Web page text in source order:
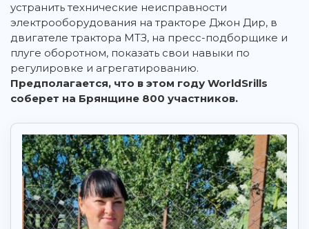
устранить технические неисправности
электрооборудования на тракторе Джон Дир, в
двигателе трактора МТЗ, на пресс-подборщике и
плуге оборотном, показать свои навыки по
регулировке и агрегатированию.
Предполагается, что в этом году WorldSrills
соберет на Брянщине 800 участников.